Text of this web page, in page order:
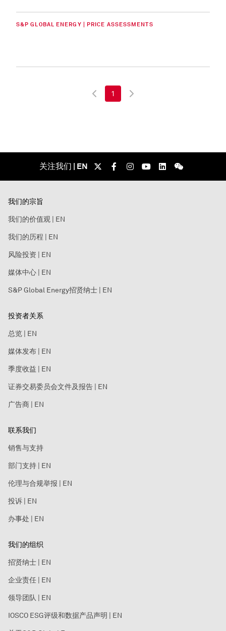
S&P GLOBAL ENERGY | PRICE ASSESSMENTS
1
关注我们 | EN
我们的宗旨
我们的价值观 | EN
我们的历程 | EN
风险投资 | EN
媒体中心 | EN
S&P Global Energy招贤纳士 | EN
投资者关系
总览 | EN
媒体发布 | EN
季度收益 | EN
证券交易委员会文件及报告 | EN
广告商 | EN
联系我们
销售与支持
部门支持 | EN
伦理与合规举报 | EN
投诉 | EN
办事处 | EN
我们的组织
招贤纳士 | EN
企业责任 | EN
领导团队 | EN
IOSCO ESG评级和数据产品声明 | EN